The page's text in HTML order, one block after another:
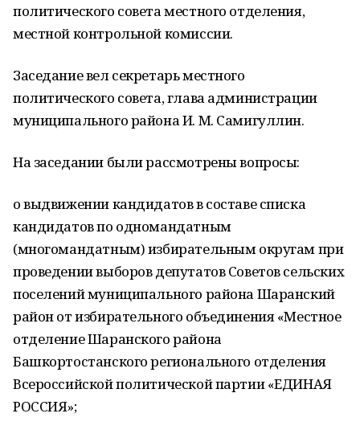
политического совета местного отделения,
местной контрольной комиссии.
Заседание вел секретарь местного
политического совета, глава администрации
муниципального района И. М. Самигуллин.
На заседании были рассмотрены вопросы:
о выдвижении кандидатов в составе списка
кандидатов по одномандатным
(многомандатным) избирательным округам при
проведении выборов депутатов Советов сельских
поселений муниципального района Шаранский
район от избирательного объединения «Местное
отделение Шаранского района
Башкортостанского регионального отделения
Всероссийской политической партии «ЕДИНАЯ
РОССИЯ»;